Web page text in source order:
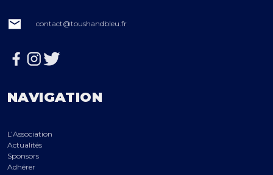
contact@toushandbleu.fr
NAVIGATION
L’Association
Actualités
Sponsors
Adhérer